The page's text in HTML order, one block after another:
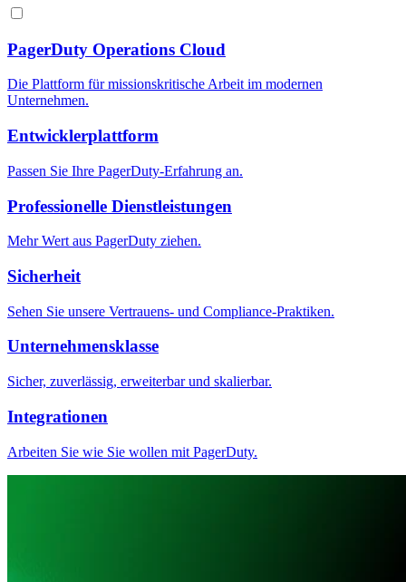
PagerDuty Operations Cloud
Die Plattform für missionskritische Arbeit im modernen
Unternehmen.
Entwicklerplattform
Passen Sie Ihre PagerDuty-Erfahrung an.
Professionelle Dienstleistungen
Mehr Wert aus PagerDuty ziehen.
Sicherheit
Sehen Sie unsere Vertrauens- und Compliance-Praktiken.
Unternehmensklasse
Sicher, zuverlässig, erweiterbar und skalierbar.
Integrationen
Arbeiten Sie wie Sie wollen mit PagerDuty.